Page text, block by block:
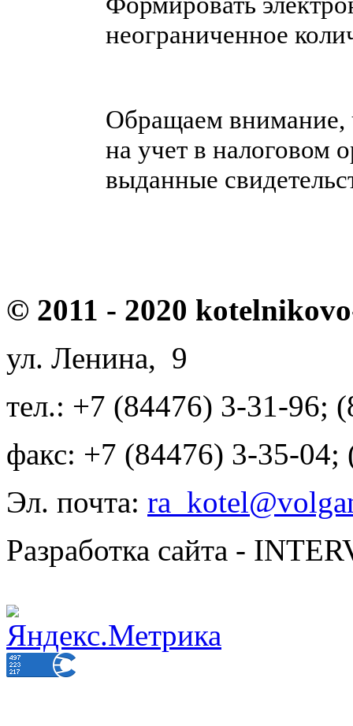
неограниченное
Обращаем внимание,
на учет в налоговом
выданные
© 2011 - 2020
ул. Ленина, 9
тел.: +7 (84476) 3-31-96;
факс: +7 (84476) 3-35-04;
Эл. почта:
Разработка сайта -